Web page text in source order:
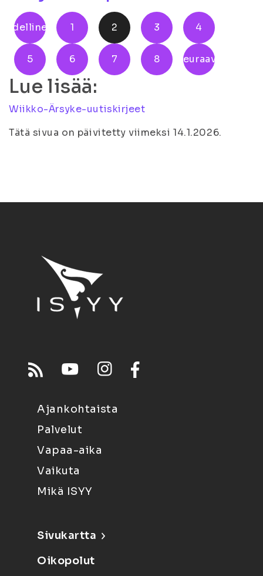
Edellinen 1 2 3 4
5 6 7 8 Seuraava
Lue lisää:
Wiikko-Ärsyke-uutiskirjeet
Tätä sivua on päivitetty viimeksi 14.1.2026.
Ajankohtaista
Palvelut
Vapaa-aika
Vaikuta
Mikä ISYY
Sivukartta
Oikopolut